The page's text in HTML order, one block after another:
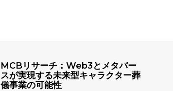
MCBリサーチ：Web3とメタバー
スが実現する未来型キャラクター葬
儀事業の可能性